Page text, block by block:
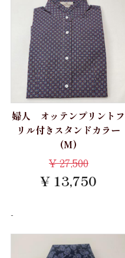
婦人 オッテンプリントフ
リル付きスタンドカラー
(M)
¥27,500
¥ 13,750
-